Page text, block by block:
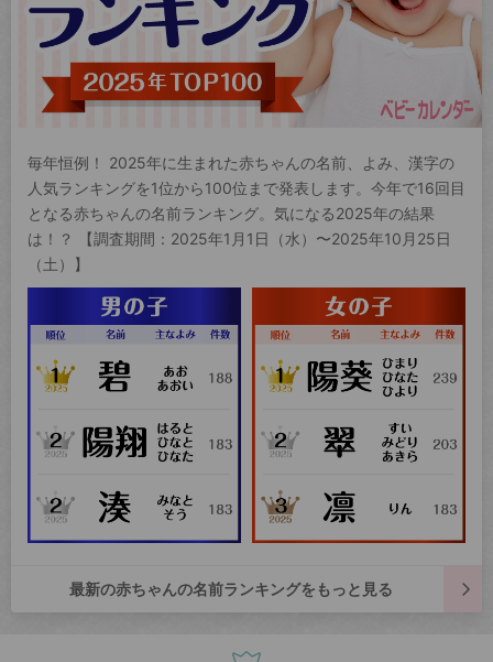
毎年恒例！ 2025年に生まれた赤ちゃんの名前、よみ、漢字の
人気ランキングを1位から100位まで発表します。今年で16回目
となる赤ちゃんの名前ランキング。気になる2025年の結果
は！？ 【調査期間：2025年1月1日（水）〜2025年10月25日
（土）】
最新の赤ちゃんの名前ランキングをもっと見る